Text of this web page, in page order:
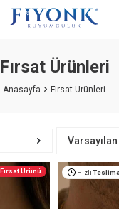
Fırsat Ürünleri
Anasayfa Fırsat Ürünleri
Fırsat Ürünü Hızlı